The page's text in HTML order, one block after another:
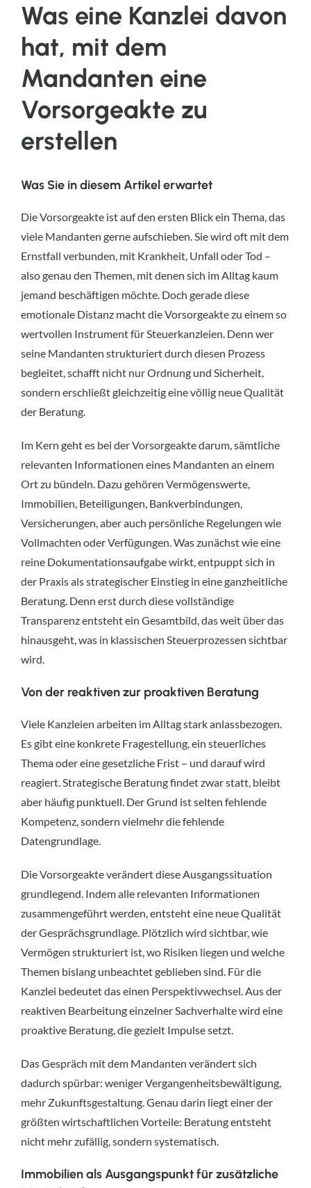
Was eine Kanzlei davon
hat, mit dem
Mandanten eine
Vorsorgeakte zu
erstellen
Was Sie in diesem Artikel erwartet
Die Vorsorgeakte ist auf den ersten Blick ein Thema, das
viele Mandanten gerne aufschieben. Sie wird oft mit dem
Ernstfall verbunden, mit Krankheit, Unfall oder Tod –
also genau den Themen, mit denen sich im Alltag kaum
jemand beschäftigen möchte. Doch gerade diese
emotionale Distanz macht die Vorsorgeakte zu einem so
wertvollen Instrument für Steuerkanzleien. Denn wer
seine Mandanten strukturiert durch diesen Prozess
begleitet, schafft nicht nur Ordnung und Sicherheit,
sondern erschließt gleichzeitig eine völlig neue Qualität
der Beratung.
Im Kern geht es bei der Vorsorgeakte darum, sämtliche
relevanten Informationen eines Mandanten an einem
Ort zu bündeln. Dazu gehören Vermögenswerte,
Immobilien, Beteiligungen, Bankverbindungen,
Versicherungen, aber auch persönliche Regelungen wie
Vollmachten oder Verfügungen. Was zunächst wie eine
reine Dokumentationsaufgabe wirkt, entpuppt sich in
der Praxis als strategischer Einstieg in eine ganzheitliche
Beratung. Denn erst durch diese vollständige
Transparenz entsteht ein Gesamtbild, das weit über das
hinausgeht, was in klassischen Steuerprozessen sichtbar
wird.
Von der reaktiven zur proaktiven Beratung
Viele Kanzleien arbeiten im Alltag stark anlassbezogen.
Es gibt eine konkrete Fragestellung, ein steuerliches
Thema oder eine gesetzliche Frist – und darauf wird
reagiert. Strategische Beratung findet zwar statt, bleibt
aber häufig punktuell. Der Grund ist selten fehlende
Kompetenz, sondern vielmehr die fehlende
Datengrundlage.
Die Vorsorgeakte verändert diese Ausgangssituation
grundlegend. Indem alle relevanten Informationen
zusammengeführt werden, entsteht eine neue Qualität
der Gesprächsgrundlage. Plötzlich wird sichtbar, wie
Vermögen strukturiert ist, wo Risiken liegen und welche
Themen bislang unbeachtet geblieben sind. Für die
Kanzlei bedeutet das einen Perspektivwechsel. Aus der
reaktiven Bearbeitung einzelner Sachverhalte wird eine
proaktive Beratung, die gezielt Impulse setzt.
Das Gespräch mit dem Mandanten verändert sich
dadurch spürbar: weniger Vergangenheitsbewältigung,
mehr Zukunftsgestaltung. Genau darin liegt einer der
größten wirtschaftlichen Vorteile: Beratung entsteht
nicht mehr zufällig, sondern systematisch.
Immobilien als Ausgangspunkt für zusätzliche